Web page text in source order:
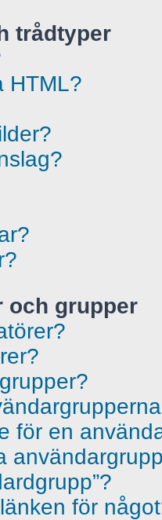
trådtyper
HTML?
och grupper
för en
för